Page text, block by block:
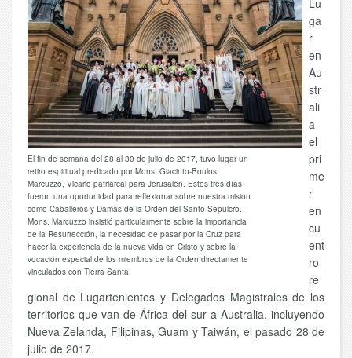
El fin de semana del 28 al 30 de julio de 2017, tuvo lugar un
retiro espiritual predicado por Mons. Giacinto-Boulos
Marcuzzo, Vicario patriarcal para Jerusalén. Estos tres días
fueron una oportunidad para reflexionar sobre nuestra misión
como Caballeros y Damas de la Orden del Santo Sepulcro.
Mons. Marcuzzo insistió particularmente sobre la importancia
de la Resurrección, la necesidad de pasar por la Cruz para
hacer la experiencia de la nueva vida en Cristo y sobre la
vocación especial de los miembros de la Orden directamente
vinculados con Tierra Santa.
Lu
ga
r
en
Au
str
ali
a
el
pri
me
r
en
cu
ent
ro
re
gional de Lugartenientes y Delegados Magistrales de los
territorios que van de África del sur a Australia, incluyendo
Nueva Zelanda, Filipinas, Guam y Taiwán, el pasado 28 de
julio de 2017.